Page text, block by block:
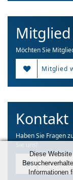
Möchten Sie
Mitglied
Kontakt
Haben Sie Fragen
Sie uns!
Diese
Informationen